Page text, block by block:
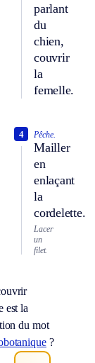
parlant
du
chien,
couvrir
la
femelle.
Pêche.
Mailler
en
enlaçant
la
cordelette.
4
Lacer
un
filet.
est la
du mot
?